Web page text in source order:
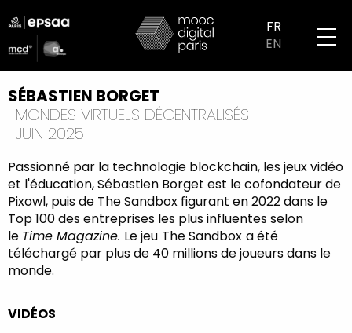
au
contenu
principal
logo
partenaires
mobile
FR
EN
SÉBASTIEN BORGET
MONDES VIRTUELS DÉCENTRALISÉS
JUIN 2025
Passionné par la technologie blockchain, les jeux vidéo
et l'éducation, Sébastien Borget est le cofondateur de
Pixowl, puis de The Sandbox figurant en 2022 dans le
Top 100 des entreprises les plus influentes selon
le Time Magazine. Le jeu The Sandbox a été
téléchargé par plus de 40 millions de joueurs dans le
monde.
VIDÉOS